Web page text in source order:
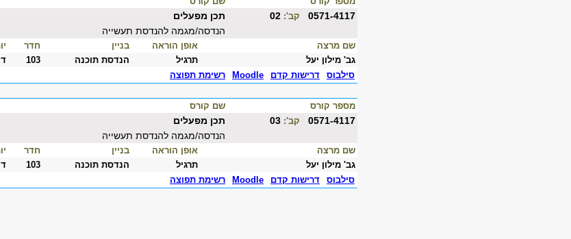
0571-4117 קב':
תכן מפעלים
הנדסה/מגמה להנדסת תעשייה
שם מרצה אופן הוראה בניין חדר
גב' מילון יעל
תרגיל הנדסת תוכנה 103 ד
סילבוס
דרישות קדם Moodle רשימת תפוצה
מספר קורס שם קורס
0571-4117 קב':
תכן מפעלים
הנדסה/מגמה להנדסת תעשייה
שם מרצה אופן הוראה בניין חדר
גב' מילון יעל
תרגיל הנדסת תוכנה 103 ד
סילבוס
דרישות קדם Moodle רשימת תפוצה